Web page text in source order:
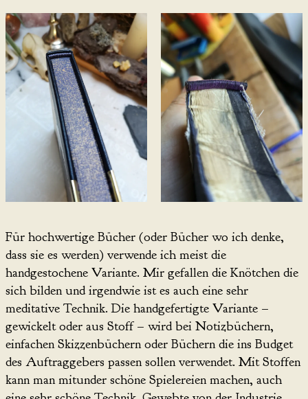
Für hochwertige Bücher (oder Bücher wo ich denke,
dass sie es werden) verwende ich meist die
handgestochene Variante. Mir gefallen die Knötchen die
sich bilden und irgendwie ist es auch eine sehr
meditative Technik. Die handgefertigte Variante –
gewickelt oder aus Stoff – wird bei Notizbüchern,
einfachen Skizzenbüchern oder Büchern die ins Budget
des Auftraggebers passen sollen verwendet. Mit Stoffen
kann man mitunder schöne Spielereien machen, auch